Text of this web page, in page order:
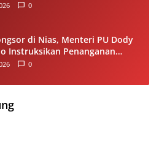
Curanmor hingga Balap Liar
0
di Nias, Menteri PU Dody
Instruksikan Penanganan
agar Kerusakan Tak
0